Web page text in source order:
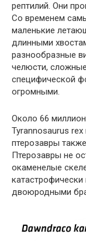
рептилий. Они
Со временем
маленькие
длинными
разнообразные
челюсти,
специфической
огромными.
Около 66
Tyrannosaurus
птерозавры
Птерозавры не
окаменелые
двоюродными